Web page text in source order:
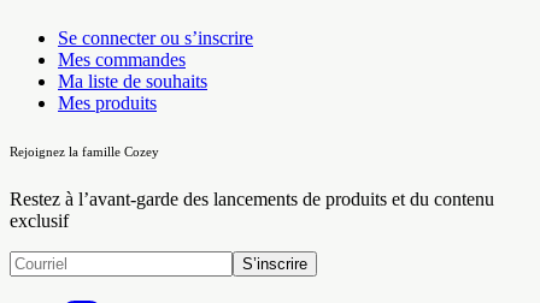
Se connecter ou s’inscrire
Mes commandes
Ma liste de souhaits
Mes produits
Rejoignez la famille Cozey
Restez à l’avant-garde des lancements de produits et du contenu
exclusif
S’inscrire